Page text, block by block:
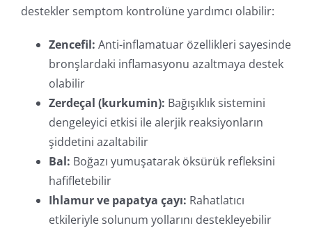
destekler semptom kontrolüne yardımcı olabilir:
Zencefil: Anti-inflamatuar özellikleri sayesinde
bronşlardaki inflamasyonu azaltmaya destek
olabilir
Zerdeçal (kurkumin): Bağışıklık sistemini
dengeleyici etkisi ile alerjik reaksiyonların
şiddetini azaltabilir
Bal: Boğazı yumuşatarak öksürük refleksini
hafifletebilir
Ihlamur ve papatya çayı: Rahatlatıcı
etkileriyle solunum yollarını destekleyebilir